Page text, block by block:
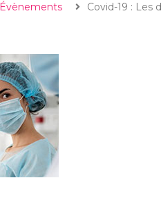
Évènements Covid-19 : Les